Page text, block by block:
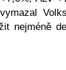
nejméně